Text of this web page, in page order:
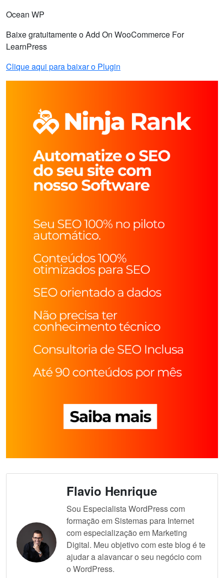
Ocean WP
Baixe gratuitamente o Add On WooCommerce For
LearnPress
Clique aqui para baixar o Plugin
Flavio Henrique
Sou Especialista WordPress com
formação em Sistemas para Internet
com especialização em Marketing
Digital. Meu objetivo com este blog é te
ajudar a alavancar o seu negócio com
o WordPress.